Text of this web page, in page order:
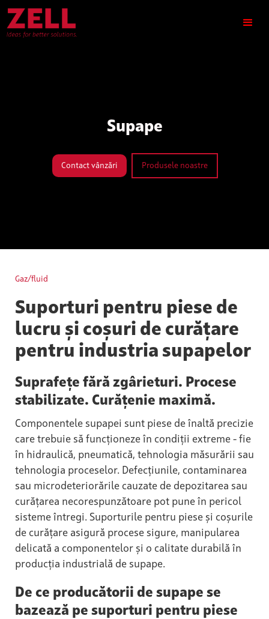
Supape
Contact vânzări Produsele noastre
Gaz/fluid
Suporturi pentru piese de
lucru și coșuri de curățare
pentru industria supapelor
Suprafețe fără zgârieturi. Procese
stabilizate. Curățenie maximă.
Componentele supapei sunt piese de înaltă precizie
care trebuie să funcționeze în condiții extreme - fie
în hidraulică, pneumatică, tehnologia măsurării sau
tehnologia proceselor. Defecțiunile, contaminarea
sau microdeteriorările cauzate de depozitarea sau
curățarea necorespunzătoare pot pune în pericol
sisteme întregi. Suporturile pentru piese și coșurile
de curățare asigură procese sigure, manipularea
delicată a componentelor și o calitate durabilă în
producția industrială de supape.
De ce producătorii de supape se
bazează pe suporturi pentru piese